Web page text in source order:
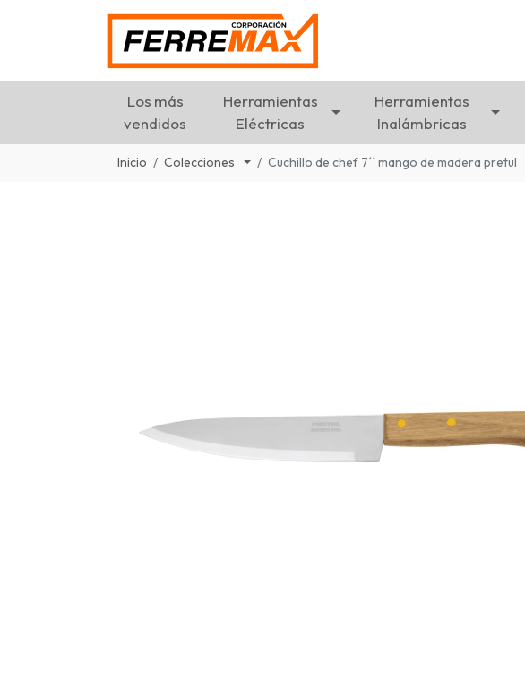
Los más
vendidos
Herramientas
Eléctricas
Herramientas
Inalámbricas
Inicio Colecciones Cuchillo de chef 7´´ mango de madera pretul